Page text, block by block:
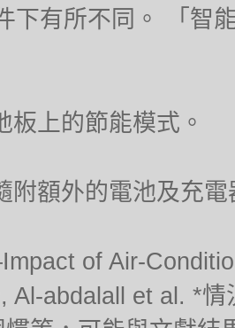
下有所不同。 「智
板上的節能模式。
附額外的電池及充
of Air-
Al-abdalall et al. *